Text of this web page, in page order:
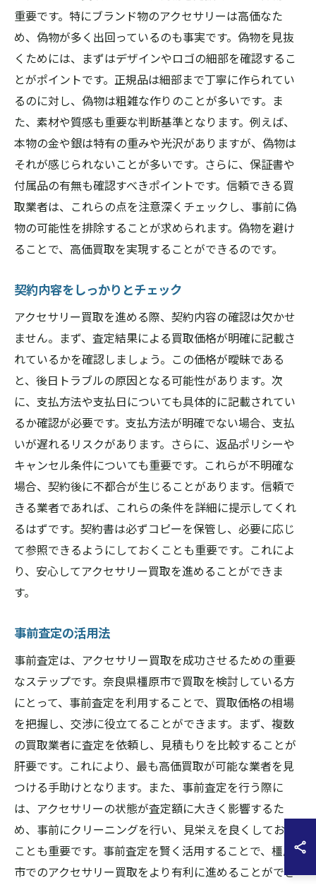
重要です。特にブランド物のアクセサリーは高価なた
め、偽物が多く出回っているのも事実です。偽物を見抜
くためには、まずはデザインやロゴの細部を確認するこ
とがポイントです。正規品は細部まで丁寧に作られてい
るのに対し、偽物は粗雑な作りのことが多いです。ま
た、素材や質感も重要な判断基準となります。例えば、
本物の金や銀は特有の重みや光沢がありますが、偽物は
それが感じられないことが多いです。さらに、保証書や
付属品の有無も確認すべきポイントです。信頼できる買
取業者は、これらの点を注意深くチェックし、事前に偽
物の可能性を排除することが求められます。偽物を避け
ることで、高価買取を実現することができるのです。
契約内容をしっかりとチェック
アクセサリー買取を進める際、契約内容の確認は欠かせ
ません。まず、査定結果による買取価格が明確に記載さ
れているかを確認しましょう。この価格が曖昧である
と、後日トラブルの原因となる可能性があります。次
に、支払方法や支払日についても具体的に記載されてい
るか確認が必要です。支払方法が明確でない場合、支払
いが遅れるリスクがあります。さらに、返品ポリシーや
キャンセル条件についても重要です。これらが不明確な
場合、契約後に不都合が生じることがあります。信頼で
きる業者であれば、これらの条件を詳細に提示してくれ
るはずです。契約書は必ずコピーを保管し、必要に応じ
て参照できるようにしておくことも重要です。これによ
り、安心してアクセサリー買取を進めることができま
す。
事前査定の活用法
事前査定は、アクセサリー買取を成功させるための重要
なステップです。奈良県橿原市で買取を検討している方
にとって、事前査定を利用することで、買取価格の相場
を把握し、交渉に役立てることができます。まず、複数
の買取業者に査定を依頼し、見積もりを比較することが
肝要です。これにより、最も高価買取が可能な業者を見
つける手助けとなります。また、事前査定を行う際に
は、アクセサリーの状態が査定額に大きく影響するた
め、事前にクリーニングを行い、見栄えを良くしておく
ことも重要です。事前査定を賢く活用することで、橿原
市でのアクセサリー買取をより有利に進めることができ